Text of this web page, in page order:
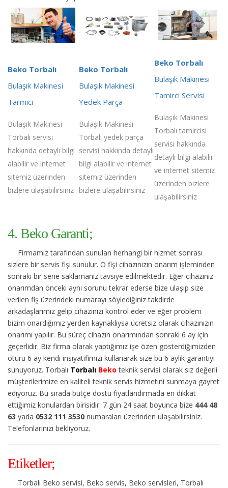
Beko Torbalı
Bulaşık Makinesi
Tarmici
Bulaşık Makinesi
Torbalı servisi
hakkında detaylı bilgi
alabilir ve internet
sitemiz üzerinden
bizlere ulaşabilirsiniz
Beko Torbalı
Bulaşık Makinesi
Yedek Parça
Bulaşık Makinesi
Torbalı yedek parça
servisi hakkında detaylı
bilgi alabilir ve internet
sitemiz üzerinden
bizlere ulaşabilirsiniz
Beko Torbalı
Bulaşık Makinesi
Tamirci Servisi
Bulaşık Makinesi
Torbalı tamircisi
servisi hakkında
detaylı bilgi alabilir
ve internet sitemiz
üzerinden bizlere
ulaşabilirsiniz
4. Beko Garanti;
Firmamız tarafından sunulan herhangi bir hizmet sonrası
sizlere bir servis fişi sunulur. O fişi cihazınızın onarım işleminden
sonraki bir sene saklamanız tavsiye edilmektedir. Eğer cihazınız
onarımdan önceki aynı sorunu tekrar ederse bize ulaşıp size
verilen fiş üzerindeki numarayı söylediğiniz takdirde
arkadaşlarımız gelip cihazınızı kontrol eder ve eğer problem
bizim onardığımız yerden kaynaklıysa ücretsiz olarak cihazınızın
onarımı yapılır. Bu süreç cihazın onarımından sonraki 6 ay için
geçerlidir. Biz firma olarak yaptığımız işe özen gösterdiğimizden
ötürü 6 ay kendi insiyatifimizi kullanarak size bu 6 aylık garantiyi
sunuyoruz. Torbalı Torbalı Bekoteknik servisi olarak siz değerli
müşterilerimize en kaliteli teknik servis hizmetini sunmaya gayret
ediyoruz. Bu sırada bütçe dostu fiyatlandırmada en dikkat
ettiğimiz konulardan birisidir. 7 gün 24 saat boyunca bize 444 48
63 yada 0532 111 3530 numaraları üzerinden ulaşabilirsiniz.
Telefonlarınızı bekliyoruz.
Etiketler;
Torbalı Beko servisi, Beko servis, Beko servisleri, Torbalı